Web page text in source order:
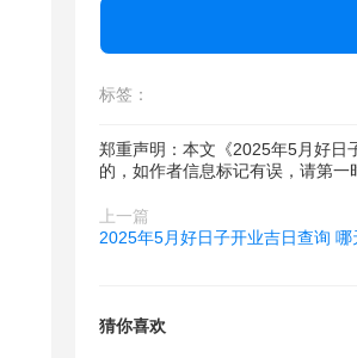
标签：
郑重声明：本文《2025年5月好日
的，如作者信息标记有误，请第一
上一篇
2025年5月好日子开业吉日查询 哪
猜你喜欢